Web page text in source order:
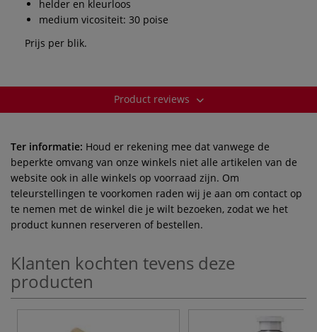
helder en kleurloos
medium vicositeit: 30 poise
Prijs per blik.
Product reviews
Ter informatie: Houd er rekening mee dat vanwege de
beperkte omvang van onze winkels niet alle artikelen van de
website ook in alle winkels op voorraad zijn. Om
teleurstellingen te voorkomen raden wij je aan om contact op
te nemen met de winkel die je wilt bezoeken, zodat we het
product kunnen reserveren of bestellen.
Klanten kochten tevens deze
producten